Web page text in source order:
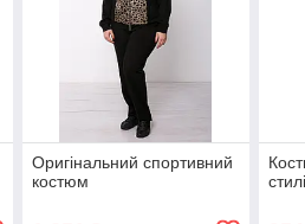
Оригінальний спортивний
костюм